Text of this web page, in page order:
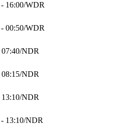
16:00/WDR
00:50/WDR
/NDR
/NDR
/NDR
13:10/NDR